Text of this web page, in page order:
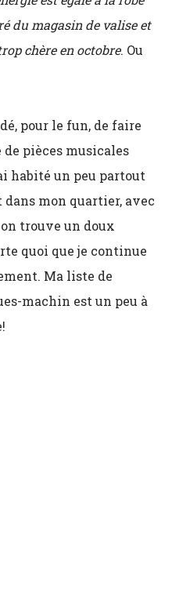
du magasin de valise et
chère en octobre. Ou
pour le fun, de faire
pièces musicales
habité un peu partout
dans mon quartier, avec
trouve un doux
quoi que je continue
Ma liste de
machin est un peu à